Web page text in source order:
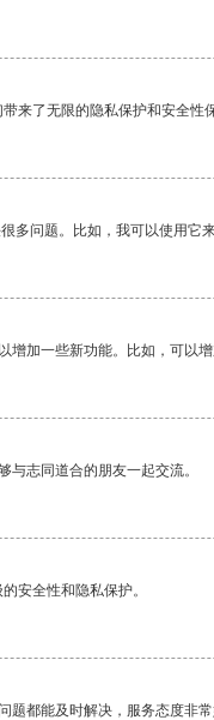
来了无限的隐私保护和安全性保
多问题。比如，我可以使用它
增加一些新功能。比如，可以
与志同道合的朋友一起交流。
安全性和隐私保护。
都能及时解决，服务态度非常